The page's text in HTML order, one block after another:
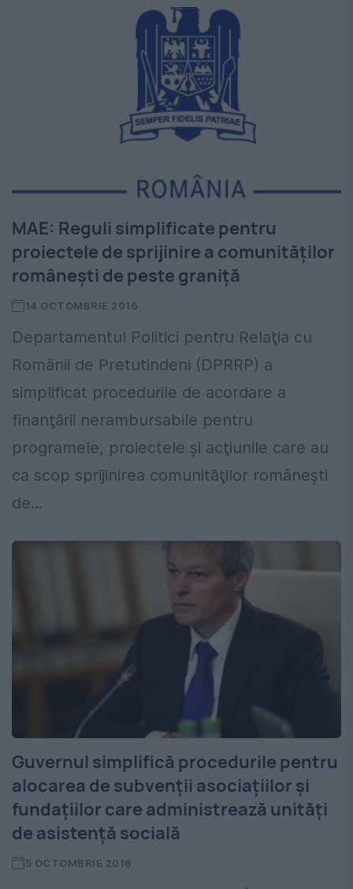
MAE: Reguli simplificate pentru
proiectele de sprijinire a comunităților
românești de peste graniță
14 OCTOMBRIE 2016
Departamentul Politici pentru Relaţia cu
Românii de Pretutindeni (DPRRP) a
simplificat procedurile de acordare a
finanţării nerambursabile pentru
programele, proiectele şi acţiunile care au
ca scop sprijinirea comunităţilor româneşti
de...
Guvernul simplifică procedurile pentru
alocarea de subvenţii asociaţiilor şi
fundaţiilor care administrează unităţi
de asistenţă socială
5 OCTOMBRIE 2016